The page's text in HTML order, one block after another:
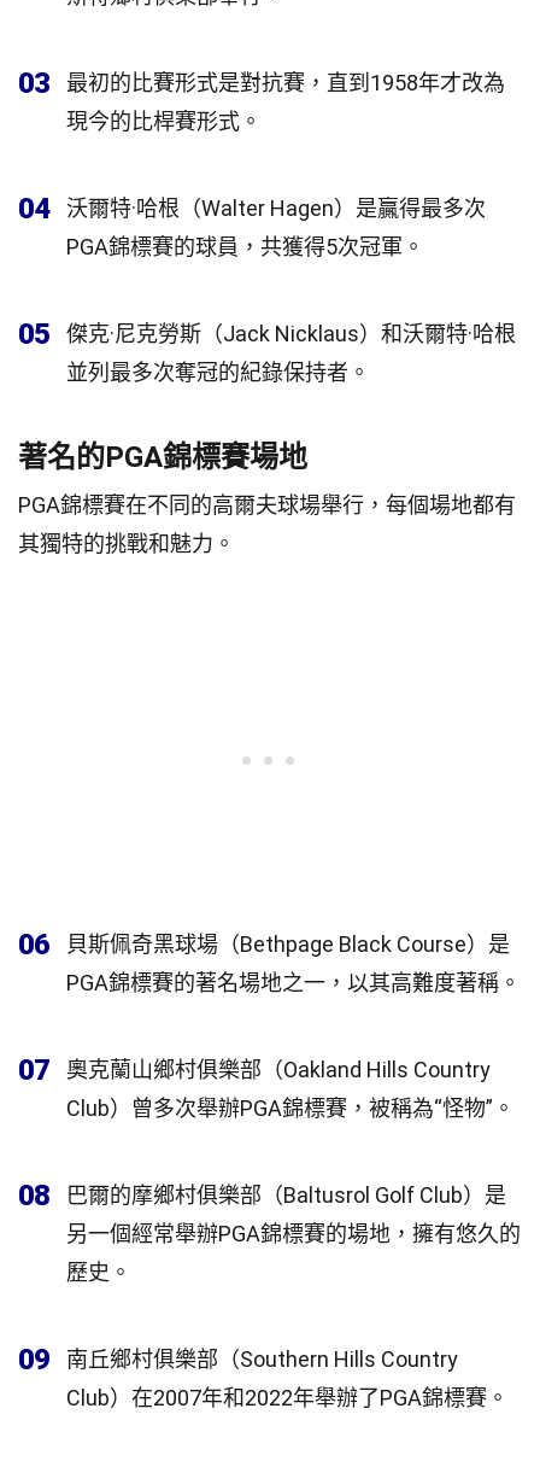
03
最初的比賽形式是對抗賽，直到1958年才改為
現今的比桿賽形式。
04
沃爾特·哈根（Walter Hagen）是贏得最多次
PGA錦標賽的球員，共獲得5次冠軍。
05
傑克·尼克勞斯（Jack Nicklaus）和沃爾特·哈根
並列最多次奪冠的紀錄保持者。
著名的PGA錦標賽場地
PGA錦標賽在不同的高爾夫球場舉行，每個場地都有
其獨特的挑戰和魅力。
06
貝斯佩奇黑球場（Bethpage Black Course）是
PGA錦標賽的著名場地之一，以其高難度著稱。
07
奧克蘭山鄉村俱樂部（Oakland Hills Country
Club）曾多次舉辦PGA錦標賽，被稱為“怪物”。
08
巴爾的摩鄉村俱樂部（Baltusrol Golf Club）是
另一個經常舉辦PGA錦標賽的場地，擁有悠久的
歷史。
09
南丘鄉村俱樂部（Southern Hills Country
Club）在2007年和2022年舉辦了PGA錦標賽。